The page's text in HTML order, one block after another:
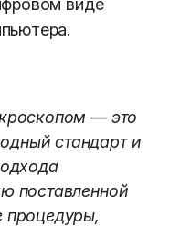
виде
— это
стандарт и
поставленной
процедуры,